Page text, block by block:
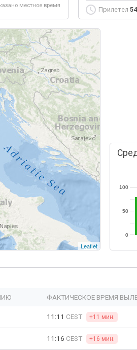
местное время
Прилетел
Leaflet
0
50
100
ФАКТИЧЕСКОЕ ВРЕМЯ
11:11 CEST +11 мин.
11:16 CEST +16 мин.